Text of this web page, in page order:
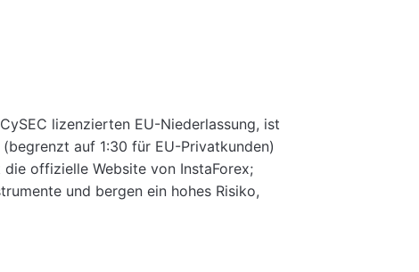
lizenzierten EU-Niederlassung, ist
auf 1:30 für EU-Privatkunden)
offizielle Website von InstaForex;
und bergen ein hohes Risiko,